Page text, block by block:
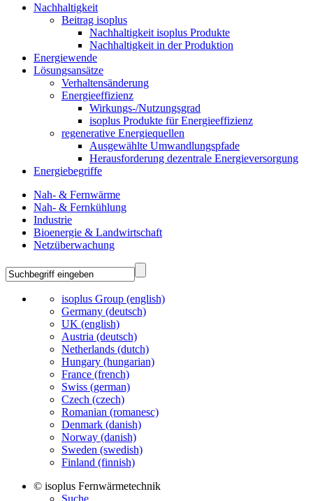
Nachhaltigkeit
Beitrag isoplus
Nachhaltigkeit isoplus Produkte
Nachhaltigkeit in der Produktion
Energiewende
Lösungsansätze
Verhaltensänderung
Energieeffizienz
Wirkungs-/Nutzungsgrad
isoplus Produkte für Energieeffizienz
regenerative Energiequellen
Ausgewählte Umwandlungspfade
Herausforderung dezentrale Energieversorgung
Energiebegriffe
Nah- & Fernwärme
Nah- & Fernkühlung
Industrie
Bioenergie & Landwirtschaft
Netzüberwachung
isoplus Group (english)
Germany (deutsch)
UK (english)
Austria (deutsch)
Netherlands (dutch)
Hungary (hungarian)
France (french)
Swiss (german)
Czech (czech)
Romanian (romanesc)
Denmark (danish)
Norway (danish)
Sweden (swedish)
Finland (finnish)
© isoplus Fernwärmetechnik
Suche